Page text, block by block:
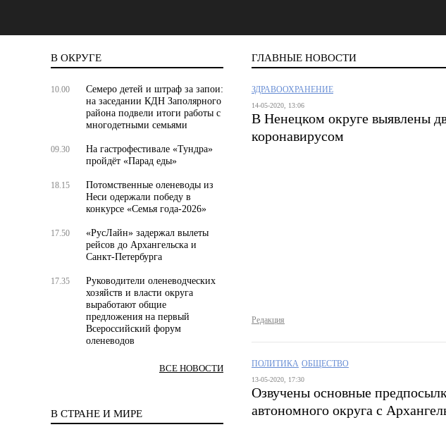
ГЛАВНЫЕ НОВОСТИ
ЗДРАВООХРАНЕНИЕ
14-05-2020, 13:06
В Ненецком округе выявлены
коронавирусом
Редакция
ПОЛИТИКА ОБЩЕСТВО
13-05-2020, 17:30
Озвучены основные
автономного округа с
В ОКРУГЕ
10.00
Семеро детей и штраф за запои:
на заседании КДН Заполярного
района подвели итоги работы с
многодетными семьями
09.30
На гастрофестивале «Тундра»
пройдёт «Парад еды»
18.15
Потомственные оленеводы из
Неси одержали победу в
конкурсе «Семья года‑2026»
17.50
«РусЛайн» задержал вылеты
рейсов до Архангельска и
Санкт-Петербурга
17.35
Руководители оленеводческих
хозяйств и власти округа
выработают общие
предложения на первый
Всероссийский форум
оленеводов
ВСЕ НОВОСТИ
В СТРАНЕ И МИРЕ